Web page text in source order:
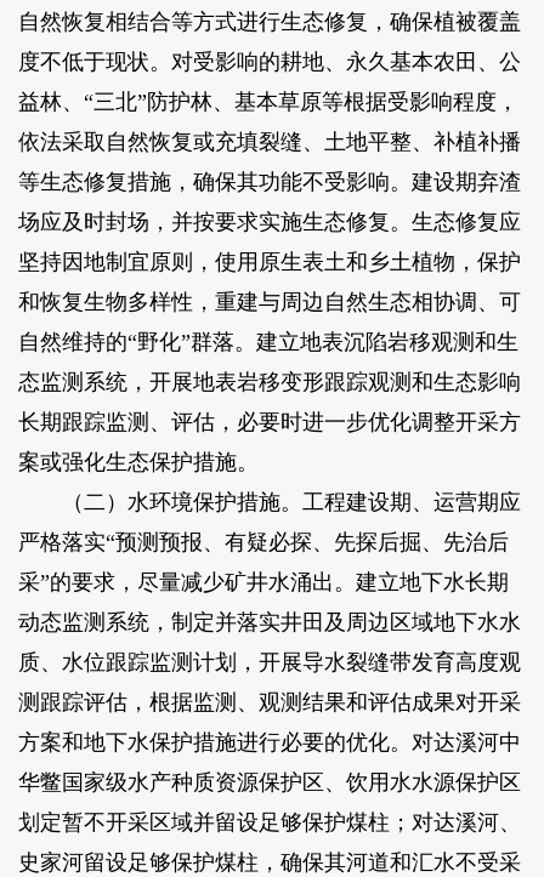
自然恢复相结合等方式进行生态修复，确保植被覆盖
度不低于现状。对受影响的耕地、永久基本农田、公
益林、“三北”防护林、基本草原等根据受影响程度，
依法采取自然恢复或充填裂缝、土地平整、补植补播
等生态修复措施，确保其功能不受影响。建设期弃渣
场应及时封场，并按要求实施生态修复。生态修复应
坚持因地制宜原则，使用原生表土和乡土植物，保护
和恢复生物多样性，重建与周边自然生态相协调、可
自然维持的“野化”群落。建立地表沉陷岩移观测和生
态监测系统，开展地表岩移变形跟踪观测和生态影响
长期跟踪监测、评估，必要时进一步优化调整开采方
案或强化生态保护措施。
（二）水环境保护措施。工程建设期、运营期应
严格落实“预测预报、有疑必探、先探后掘、先治后
采”的要求，尽量减少矿井水涌出。建立地下水长期
动态监测系统，制定并落实井田及周边区域地下水水
质、水位跟踪监测计划，开展导水裂缝带发育高度观
测跟踪评估，根据监测、观测结果和评估成果对开采
方案和地下水保护措施进行必要的优化。对达溪河中
华鳖国家级水产种质资源保护区、饮用水水源保护区
划定暂不开采区域并留设足够保护煤柱；对达溪河、
史家河留设足够保护煤柱，确保其河道和汇水不受采